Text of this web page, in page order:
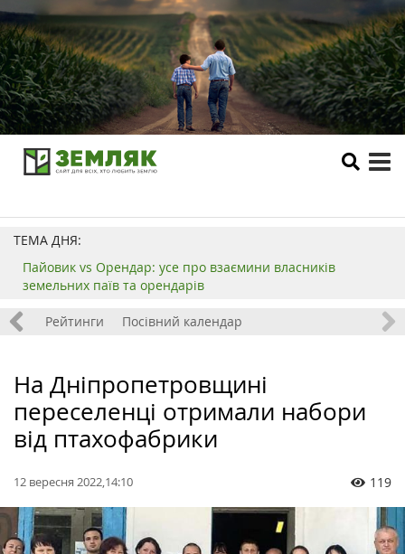
ТЕМА ДНЯ:
Пайовик vs Орендар: усе про взаємини власників
земельних паїв та орендарів
Рейтинги Посівний календар
На Дніпропетровщині
переселенці отримали набори
від птахофабрики
12 вересня 2022,14:10 119